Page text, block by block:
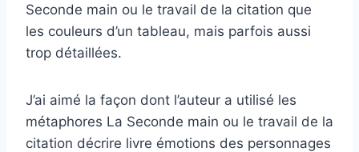
Seconde main ou le travail de la citation que
les couleurs d’un tableau, mais parfois aussi
trop détaillées.
J’ai aimé la façon dont l’auteur a utilisé les
métaphores La Seconde main ou le travail de la
citation décrire livre émotions des personnages